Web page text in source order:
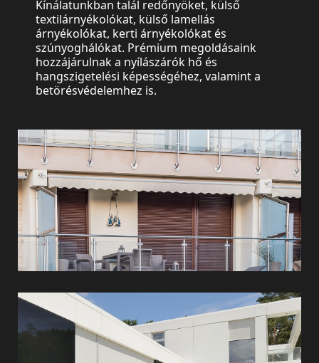
Kínálatunkban talál redőnyöket, külső
textilárnyékolókat, külső lamellás
árnyékolókat, kerti árnyékolókat és
szúnyoghálókat. Prémium megoldásaink
hozzájárulnak a nyílászárók hő és
hangszigetelési képességéhez, valamint a
betörésvédelemhez is.
Redőnyök
Külső
textilárnyékolók